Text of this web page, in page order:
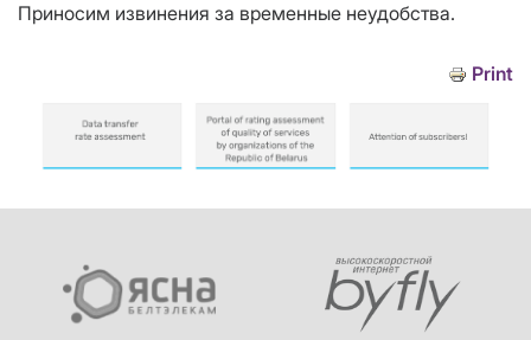
Приносим извинения за временные неудобства.
Print